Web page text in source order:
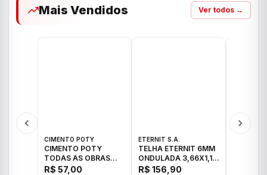
Mais Vendidos Ver todos →
CIMENTO POTY
CIMENTO POTY
TODAS AS OBRAS
50KG CP-II F/32
R$ 57,00
ETERNIT S.A.
TELHA ETERNIT 6MM
ONDULADA 3,66X1,10
48,80KG
R$ 156,90